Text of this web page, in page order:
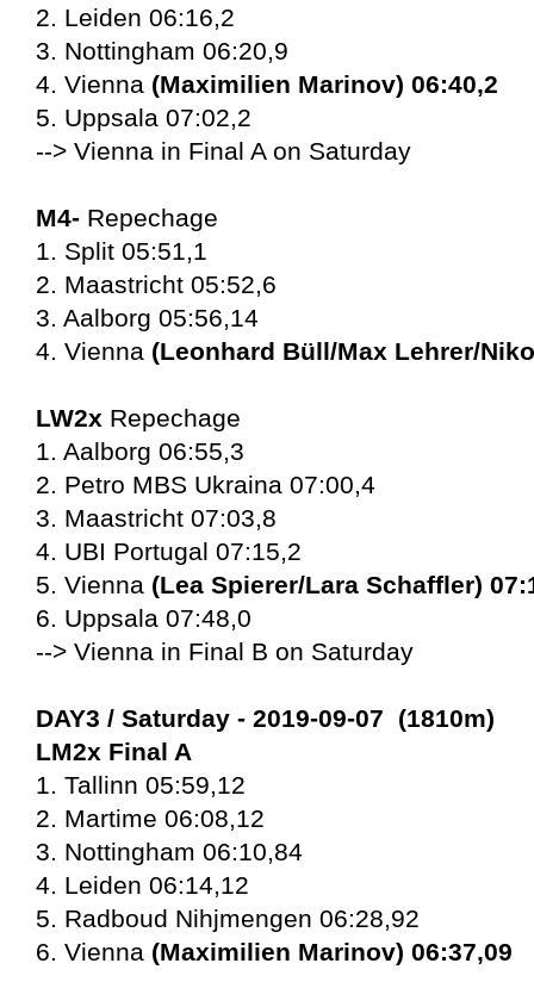
2. Leiden 06:16,2
3. Nottingham 06:20,9
4. Vienna (Maximilien Marinov) 06:40,2
5. Uppsala 07:02,2
--> Vienna in Final A on Saturday
M4-Repechage
1. Split 05:51,1
2. Maastricht 05:52,6
3. Aalborg 05:56,14
4. Vienna (Leonhard Büll/Max Lehrer/
LW2x Repechage
1. Aalborg 06:55,3
2. Petro MBS Ukraina 07:00,4
3. Maastricht 07:03,8
4. UBI Portugal 07:15,2
5. Vienna (Lea Spierer/Lara Schaffler)
6. Uppsala 07:48,0
--> Vienna in Final B on Saturday
DAY3 / Saturday - 2019-09-07 (1810m)
LM2x Final A
1. Tallinn 05:59,12
2. Martime 06:08,12
3. Nottingham 06:10,84
4. Leiden 06:14,12
5. Radboud Nihjmengen 06:28,92
6. Vienna (Maximilien Marinov) 06:37,09